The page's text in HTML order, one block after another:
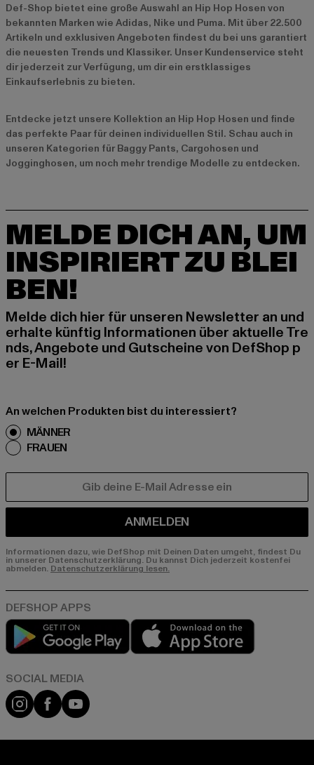
Def-Shop bietet eine große Auswahl an Hip Hop Hosen von
bekannten Marken wie Adidas, Nike und Puma. Mit über 22.500
Artikeln und exklusiven Angeboten findest du bei uns garantiert
die neuesten Trends und Klassiker. Unser Kundenservice steht
dir jederzeit zur Verfügung, um dir ein erstklassiges
Einkaufserlebnis zu bieten.
Entdecke jetzt unsere Kollektion an Hip Hop Hosen und finde
das perfekte Paar für deinen individuellen Stil. Schau auch in
unseren Kategorien für Baggy Pants, Cargohosen und
Jogginghosen, um noch mehr trendige Modelle zu entdecken.
MELDE DICH AN, UM
INSPIRIERT ZU BLEI
BEN!
Melde dich hier für unseren Newsletter an und
erhalte künftig Informationen über aktuelle Tre
nds, Angebote und Gutscheine von DefShop p
er E-Mail!
An welchen Produkten bist du interessiert?
MÄNNER
FRAUEN
ANMELDEN
Informationen dazu, wie DefShop mit Deinen Daten umgeht, findest Du
in unserer Datenschutzerklärung. Du kannst Dich jederzeit kostenfei
abmelden. Datenschutzerklärung lesen.
Play market
Instagram
FacebookYouTube